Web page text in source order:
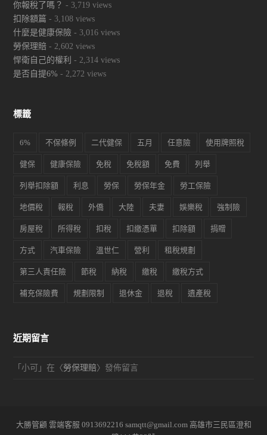
你報稅了嗎？ - 3,719 views
扣除額篇 - 3,108 views
什麼是健康保險 - 3,016 views
勞保理賠 - 2,602 views
悍衛自己的權利 - 2,314 views
是否自提6% - 2,272 views
標籤
6% 不保條例 二代健保 五月 任意險 使用牌照稅
健保 健康保險 免稅 免稅額 免費 列舉
列舉扣除額 利息 勞保 勞保年金 勞工保險
地價稅 報稅 外僑 大陸 夫妻 娛樂稅 強制險
房屋稅 所得稅 扣稅 扣繳憑單 扣除額 捐贈
方式 汽車保險 溫世仁 營利 租稅規劃
第三人責任險 節稅 納稅 繳稅 繳稅方式
補充保險費 規劃限制 退休金 退稅 遺產稅
近期留言
「 小可 」在〈勞保理賠〉發佈留言
大勝管顧 雲端客服 0913692216 samqtt@gmail.com 高雄市三民區澄和